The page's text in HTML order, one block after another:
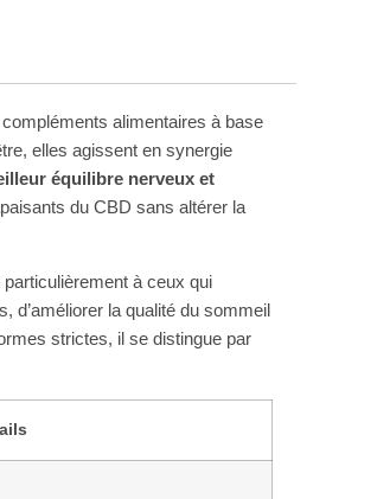
alimentaires à base
elles agissent en synergie
équilibre nerveux et
du CBD sans altérer la
à ceux qui
d’améliorer la qualité du sommeil
strictes, il se distingue par